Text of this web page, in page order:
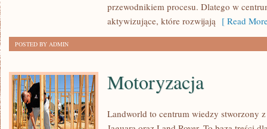
przewodnikiem procesu. Dlatego w
aktywizujące, które rozwijają [ Read
POSTED BY ADMIN
Motoryzacja
Landworld to centrum wiedzy stworzony